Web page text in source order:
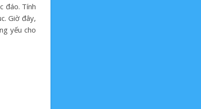
đáo. Tính
Giờ đây,
yếu cho